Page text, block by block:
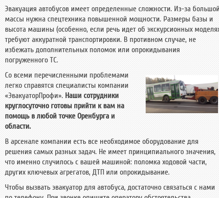
Эвакуация автобусов имеет определенные сложности. Из-за
массы нужна спецтехника повышенной мощности. Размеры базы и
высота машины (особенно, если речь идет об экскурсионных
требуют аккуратной транспортировки. В противном случае, не
избежать дополнительных поломок или опрокидывания
погруженного ТС.
Со всеми перечисленными проблемами
легко справятся специалисты компании
«ЭвакуаторПрофи». Наши сотрудники
круглосуточно готовы прийти к вам на
помощь в любой точке Оренбурга и
области.
В арсенале компании есть все необходимое оборудование для
решения самых разных задач. Не имеет принципиального значения,
что именно случилось с вашей машиной: поломка ходовой части,
других ключевых агрегатов, ДТП или опрокидывание.
Чтобы вызвать эвакуатор для автобуса, достаточно связаться с нами